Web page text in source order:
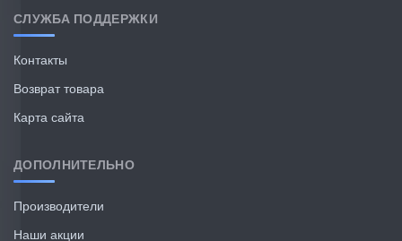
СЛУЖБА ПОДДЕРЖКИ
Контакты
Возврат товара
Карта сайта
ДОПОЛНИТЕЛЬНО
Производители
Наши акции